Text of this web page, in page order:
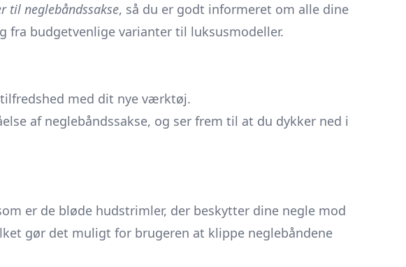
til neglebåndssakse, så du er godt informeret om alle dine
fra budgetvenlige varianter til luksusmodeller.
med dit nye værktøj.
af neglebåndssakse, og ser frem til at du dykker ned i
er de bløde hudstrimler, der beskytter dine negle mod
gør det muligt for brugeren at klippe neglebåndene